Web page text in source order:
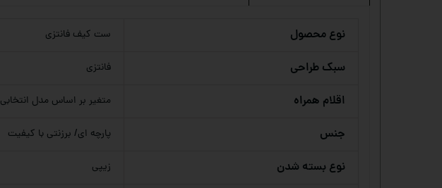
نوع محصول ست کیف فانتزی
سبک طراحی فانتزی
اقلام همراه متغیر بر اساس مدل انتخابی
جنس پارچه ای/ برزنتی با کیفیت
نوع بسته شدن زیپی